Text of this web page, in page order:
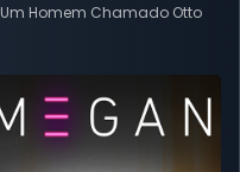
Um Homem Chamado Otto